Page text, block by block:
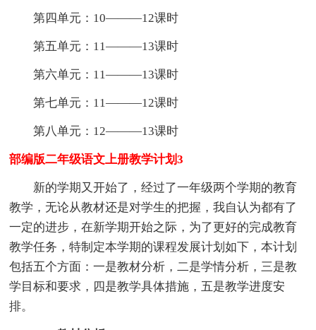
第四单元：10———12课时
第五单元：11———13课时
第六单元：11———13课时
第七单元：11———12课时
第八单元：12———13课时
部编版二年级语文上册教学计划3
新的学期又开始了，经过了一年级两个学期的教育
教学，无论从教材还是对学生的把握，我自认为都有了
一定的进步，在新学期开始之际，为了更好的完成教育
教学任务，特制定本学期的课程发展计划如下，本计划
包括五个方面：一是教材分析，二是学情分析，三是教
学目标和要求，四是教学具体措施，五是教学进度安
排。